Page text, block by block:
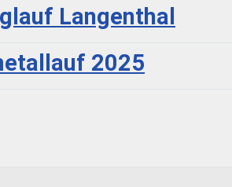
Langenthal
2025